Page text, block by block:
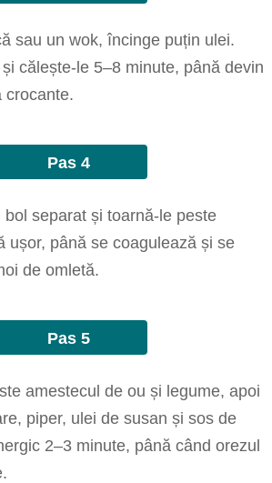
sau un wok, încinge puțin ulei.
călește-le 5–8 minute, până devin
crocante.
Pas 4
separat și toarnă-le peste
ușor, până se coagulează și se
de omletă.
Pas 5
amestecul de ou și legume, apoi
piper, ulei de susan și sos de
2–3 minute, până când orezul